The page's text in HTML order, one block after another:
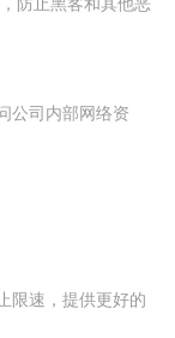
公司内部网络资
限速，提供更好的